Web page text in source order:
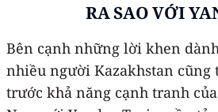
RA SAO VỚI
Bên cạnh những lời khen
nhiều người Kazakhstan cũng
trước khả năng cạnh tranh